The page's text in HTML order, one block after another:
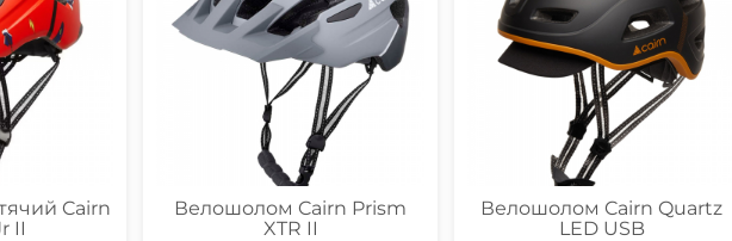
Cairn
II
Велошолом Cairn Prism
XTR II
Велошолом Cairn Quartz
LED USB